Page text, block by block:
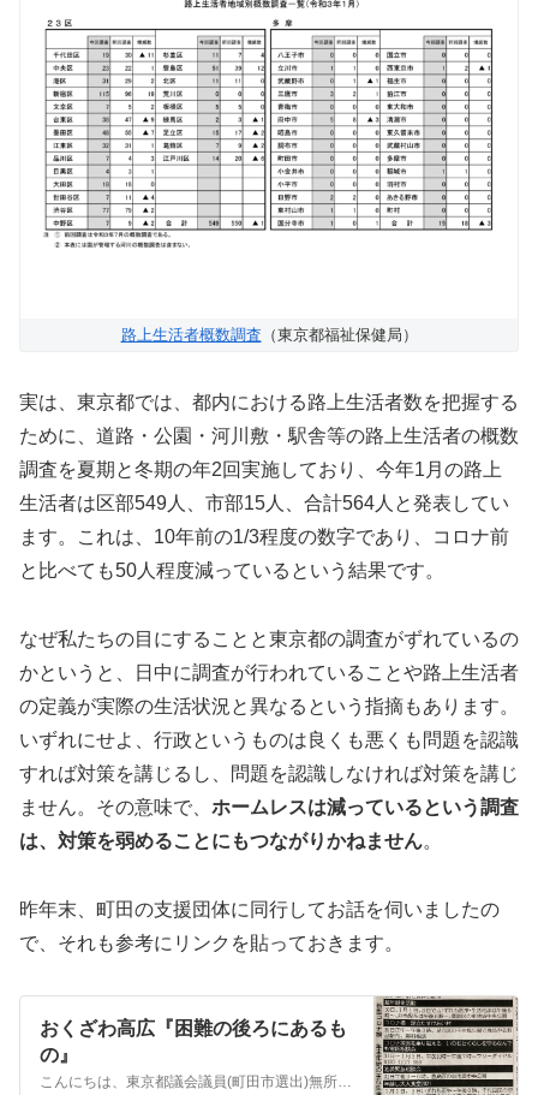
路上生活者概数調査 （東京都福祉保健局）
実は、東京都では、都内における路上生活者数を把握する
ために、道路・公園・河川敷・駅舎等の路上生活者の概数
調査を夏期と冬期の年2回実施しており、今年1月の路上
生活者は区部549人、市部15人、合計564人と発表してい
ます。これは、10年前の1/3程度の数字であり、コロナ前
と比べても50人程度減っているという結果です。
なぜ私たちの目にすることと東京都の調査がずれているの
かというと、日中に調査が行われていることや路上生活者
の定義が実際の生活状況と異なるという指摘もあります。
いずれにせよ、行政というものは良くも悪くも問題を認識
すれば対策を講じるし、問題を認識しなければ対策を講じ
ません。その意味で、 ホームレスは減っているという調査
は、対策を弱めることにもつながりかねません。
昨年末、町田の支援団体に同行してお話を伺いましたの
で、それも参考にリンクを貼っておきます。
おくざわ高広『困難の後ろにあるも
の』
こんにちは、東京都議会議員(町田市選出)無所属 東京みらい おくざわ高広です。先日、今こそセーフティネットの張替えを！というブログを書きましたが、その続きです…